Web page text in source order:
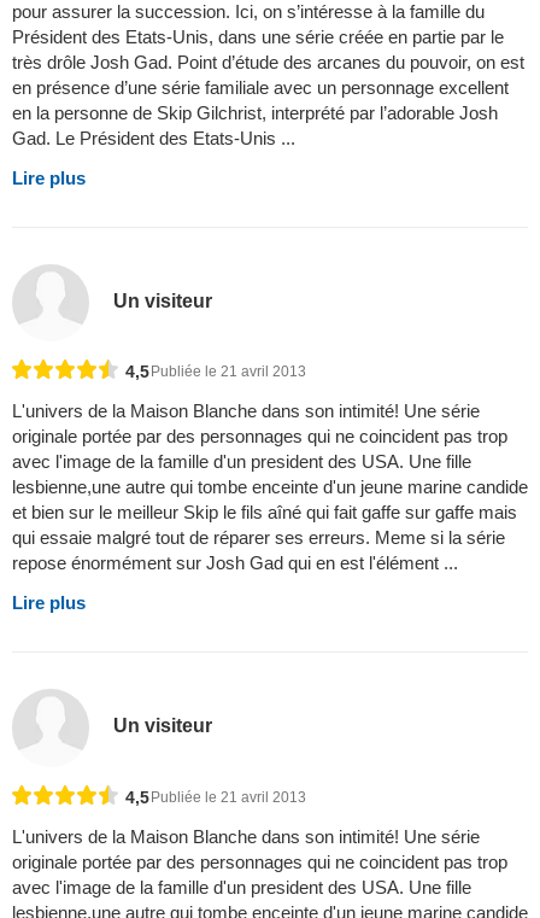
pour assurer la succession. Ici, on s’intéresse à la famille du
Président des Etats-Unis, dans une série créée en partie par le
très drôle Josh Gad. Point d’étude des arcanes du pouvoir, on est
en présence d’une série familiale avec un personnage excellent
en la personne de Skip Gilchrist, interprété par l’adorable Josh
Gad. Le Président des Etats-Unis ...
Lire plus
Un visiteur
4,5 Publiée le 21 avril 2013
L'univers de la Maison Blanche dans son intimité! Une série
originale portée par des personnages qui ne coincident pas trop
avec l'image de la famille d'un president des USA. Une fille
lesbienne,une autre qui tombe enceinte d'un jeune marine candide
et bien sur le meilleur Skip le fils aîné qui fait gaffe sur gaffe mais
qui essaie malgré tout de réparer ses erreurs. Meme si la série
repose énormément sur Josh Gad qui en est l'élément ...
Lire plus
Un visiteur
4,5Publiée le 21 avril 2013
L'univers de la Maison Blanche dans son intimité! Une série
originale portée par des personnages qui ne coincident pas trop
avec l'image de la famille d'un president des USA. Une fille
lesbienne,une autre qui tombe enceinte d'un jeune marine candide